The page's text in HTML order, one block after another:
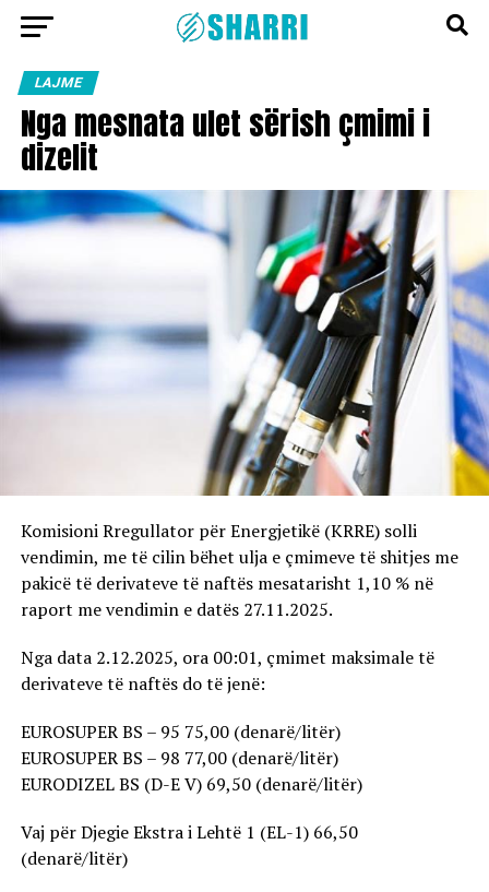
LAJME
Nga mesnata ulet sërish çmimi i
dizelit
Komisioni Rregullator për Energjetikë (KRRE) solli
vendimin, me të cilin bëhet ulja e çmimeve të shitjes me
pakicë të derivateve të naftës mesatarisht 1,10 % në
raport me vendimin e datës 27.11.2025.
Nga data 2.12.2025, ora 00:01, çmimet maksimale të
derivateve të naftës do të jenë:
EUROSUPER BS – 95 75,00 (denarë/litër)
EUROSUPER BS – 98 77,00 (denarë/litër)
EURODIZEL BS (D-E V) 69,50 (denarë/litër)
Vaj për Djegie Ekstra i Lehtë 1 (EL-1) 66,50
(denarë/litër)